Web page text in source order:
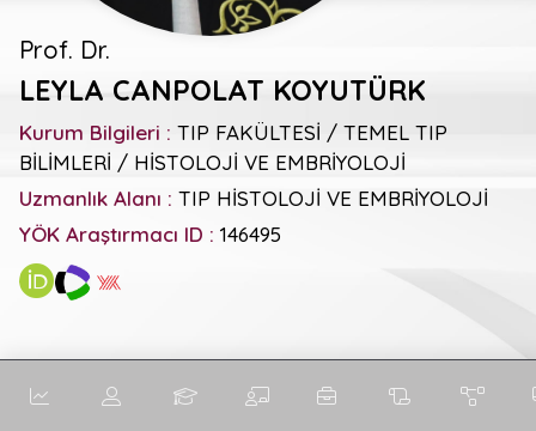
Prof. Dr.
LEYLA CANPOLAT KOYUTÜRK
Kurum Bilgileri : TIP FAKÜLTESİ / TEMEL TIP
BİLİMLERİ / HİSTOLOJİ VE EMBRİYOLOJİ
Uzmanlık Alanı : TIP HİSTOLOJİ VE EMBRİYOLOJİ
YÖK Araştırmacı ID : 146495
Genel Metrikler